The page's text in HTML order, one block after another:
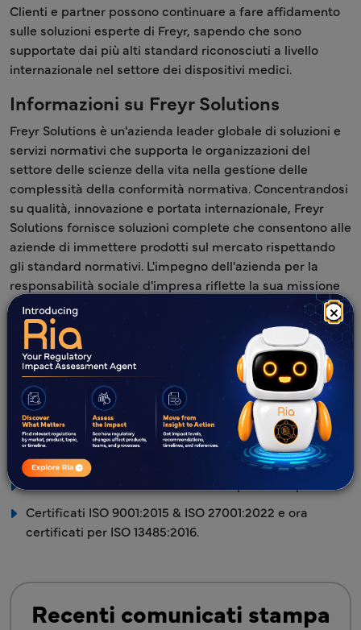
×
Clienti e partner possono continuare a fare affidamento
sulle soluzioni esperte di Freyr, sapendo che sono
supportate dai più alti standard riconosciuti a livello
internazionale nel settore dei dispositivi medici.
Informazioni su Freyr Solutions
Freyr Solutions è un'azienda leader globale di soluzioni e
servizi normativi che supporta le organizzazioni del
settore delle scienze della vita nella gestione delle
complessità della conformità normativa. Concentrandosi
su qualità, innovazione e portata internazionale, Freyr
Solutions fornisce soluzioni complete che consentono alle
aziende di immettere prodotti sul mercato rispettando
gli standard normativi. L'impegno dell'azienda per la
responsabilità sociale d'impresa riflette la sua missione
di promuovere un cambiamento positivo all'interno del
settore e delle comunità che serve.
Oltre 14 anni nel panorama normativo delle scienze
della vita.
Oltre 1650 clienti globali e in crescita.
Oltre 2300 esperti normativi interni.
Presenza globale in oltre 25 paesi.
Oltre 850 affiliati normativi locali in più di 120 paesi.
Certificati ISO 9001:2015 & ISO 27001:2022 e ora
certificati per ISO 13485:2016.
Recenti comunicati stampa